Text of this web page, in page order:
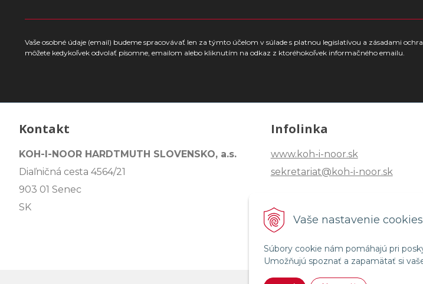
Vaše nastavenie cookies
Súbory cookie nám pomáhajú pri
Umožňujú spoznať a zapamätať si
Vaše osobné údaje (email) budeme spracovávať len za týmto účelom v súlade s platnou legislatívou a zásadami
môžete kedykoľvek odvolať písomne, emailom alebo kliknutím na odkaz z ktoréhokoľvek informačného emailu.
Kontakt
KOH-I-NOOR HARDTMUTH SLOVENSKO, a.s.
Diaľničná cesta 4564/21
903 01 Senec
SK
Infolinka
www.koh-i-noor.sk
sekretariat@koh-i-noor.sk
Tel: +421 2 40252101
Fax: +421 2 44872870